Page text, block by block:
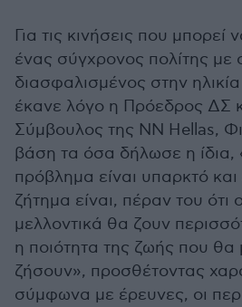
Για τις κινήσεις που μπορεί
ένας σύγχρονος πολίτης με
διασφαλισμένος στην
έκανε λόγο η Πρόεδρος ΔΣ
Σύμβουλος της NN Hellas,
βάση τα όσα δήλωσε η ίδια,
πρόβλημα είναι υπαρκτό και
ζήτημα είναι, πέραν του ότι
μελλοντικά θα ζουν
η ποιότητα της ζωής που θα
ζήσουν», προσθέτοντας
σύμφωνα με έρευνες, οι